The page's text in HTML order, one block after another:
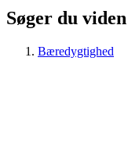
Søger du
Bæredygtighed